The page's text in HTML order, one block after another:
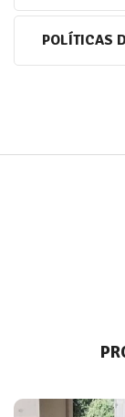
POLÍTICAS